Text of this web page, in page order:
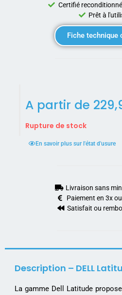
Certifié reconditionné
Prêt à
Fiche technique
A partir de
Rupture de stock
En savoir plus sur l'état d'usure
Livraison sans
Paiement en 3x
Satisfait ou
Description – DELL
La gamme Dell Latitude